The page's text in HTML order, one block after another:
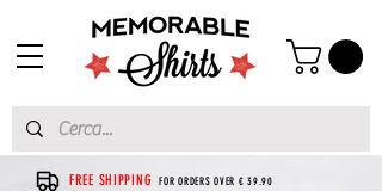
FREE SHIPPING FOR ORDERS OVER € 39.90